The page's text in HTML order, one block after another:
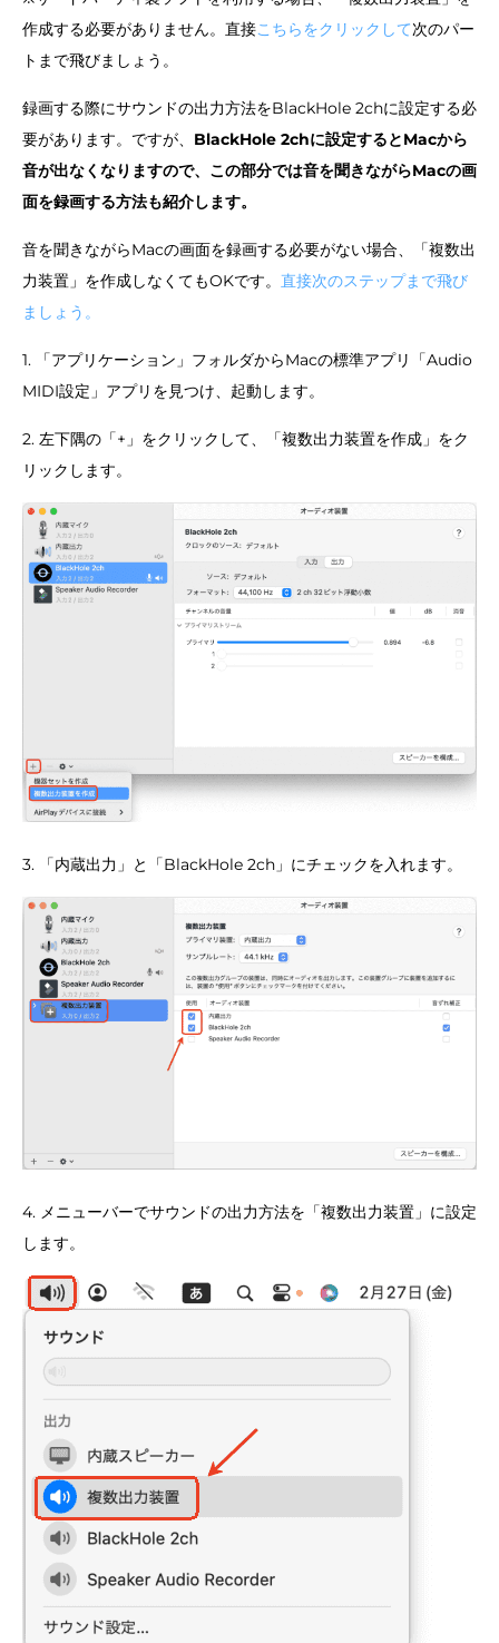
作成する必要がありません。直接こちらをクリックして次のパー
トまで飛びましょう。
録画する際にサウンドの出力方法をBlackHole 2chに設定する必
要があります。ですが、 BlackHole 2chに設定するとMacから
音が出なくなりますので、この部分では音を聞きながらMacの画
面を録画する方法も紹介します。
音を聞きながらMacの画面を録画する必要がない場合、「複数出
力装置」を作成しなくてもOKです。 直接次のステップまで飛び
ましょう。
1. 「アプリケーション」フォルダからMacの標準アプリ「Audio
MIDI設定」アプリを見つけ、起動します。
2. 左下隅の「+」をクリックして、「複数出力装置を作成」をク
リックします。
3. 「内蔵出力」と「BlackHole 2ch」にチェックを入れます。
4. メニューバーでサウンドの出力方法を「複数出力装置」に設定
します。